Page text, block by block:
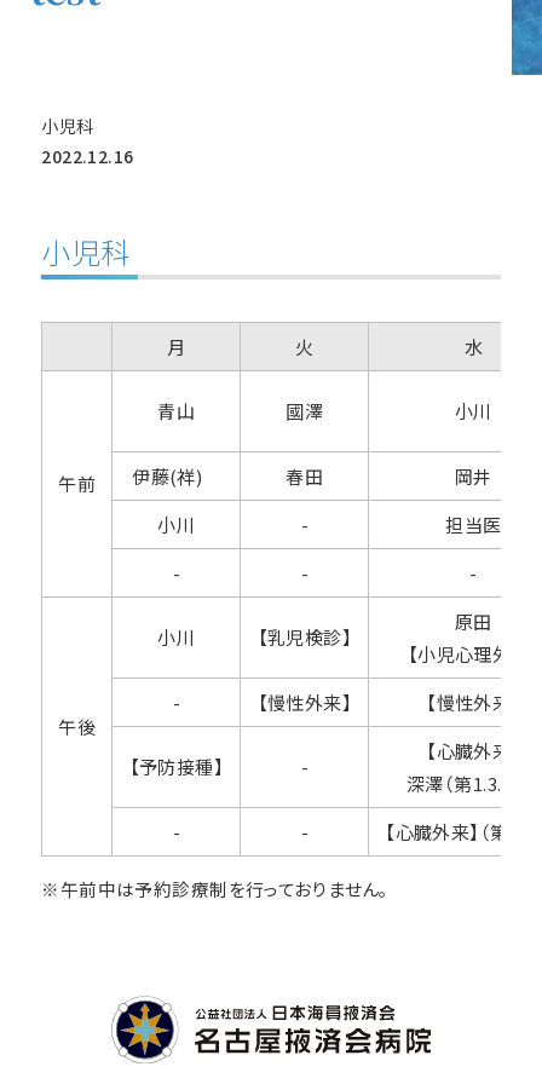
小児科
2022.12.16
小児科
月 火 水
午前
青山 國澤 小川
伊藤(祥) 春田
岡井
小川
-
担当医
-
- -
午後
小川 【乳児検診】
原田
【小児心理外来】
-
【慢性外来】 【慢性外来】
【予防接種】 -
【心臓外来】
深澤（第1.3.5週）
-
- 【心臓外来】（第2.4
※午前中は予約診療制を行っておりません。